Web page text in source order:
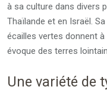
à sa culture dans divers
Thaïlande et en Israël.
écailles vertes donnent
évoque des terres
Une variété de